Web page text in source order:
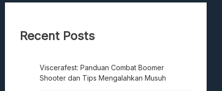
Recent Posts
Viscerafest: Panduan Combat Boomer
Shooter dan Tips Mengalahkan Musuh